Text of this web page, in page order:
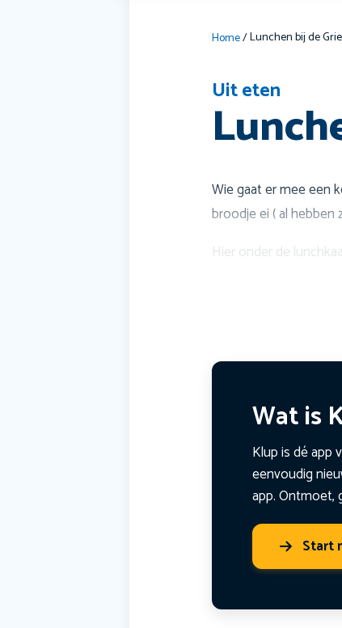
Home/Lunchen bij de
Uit eten
Wie gaat er mee een
broodje ei ( al hebben
Hier onder de
Wat is
Klup is dé app
eenvoudig
app. Ontmoet,
Start